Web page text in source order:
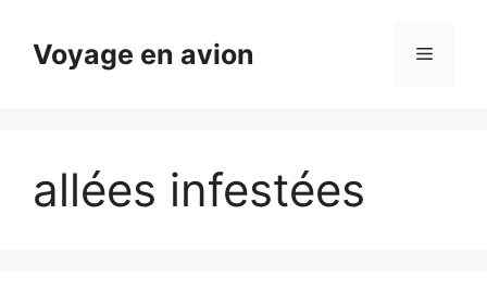
contenuVoyage en avion Menu
allées infestées